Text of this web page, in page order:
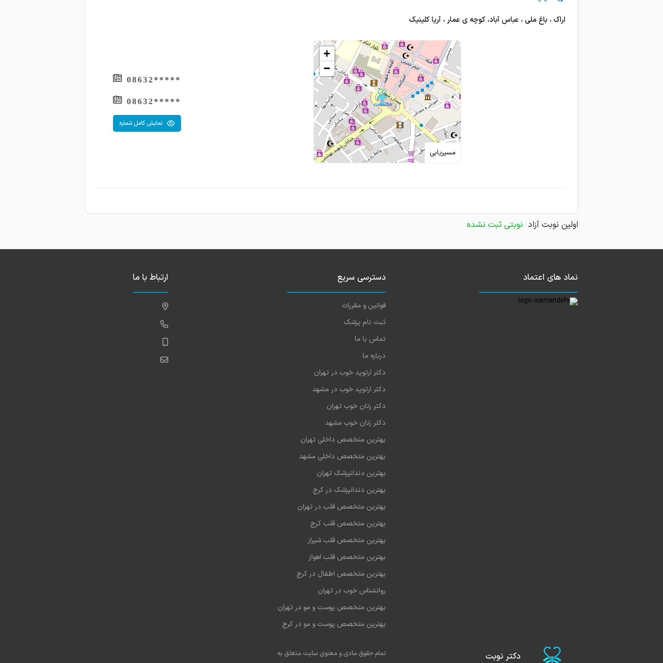
اولین نوبت آزاد نوبتی ثبت نشده
اراک ، باغ ملی ، عباس آباد، کوچه ی عمار ، آریا کلینیک
مسیریابی
+
−
*****08632
*****08632
نمایش کامل شماره
نماد های اعتماد دسترسی سریع
قوانین و مقررات
ثبت نام پزشک
تماس با ما
درباره ما
دکتر ارتوپد خوب در تهران
دکتر ارتوپد خوب در مشهد
دکتر زنان خوب تهران
دکتر زنان خوب مشهد
بهترین متخصص داخلی تهران
بهترین متخصص داخلی مشهد
بهترین دندانپزشک تهران
بهترین دندانپزشک در کرج
بهترین متخصص قلب در تهران
بهترین متخصص قلب کرج
بهترین متخصص قلب شیراز
بهترین متخصص قلب اهواز
بهترین متخصص اطفال در کرج
روانشناس خوب در تهران
بهترین متخصص پوست و مو در تهران
بهترین متخصص پوست و مو در کرج
ارتباط با ما
دکتر نوبت
تمام حقوق مادی و معنوی سایت متعلق به